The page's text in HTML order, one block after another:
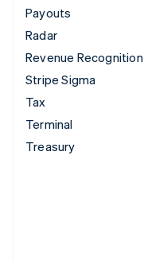
Payouts
Radar
Revenue Recognition
Stripe Sigma
Tax
Terminal
Treasury